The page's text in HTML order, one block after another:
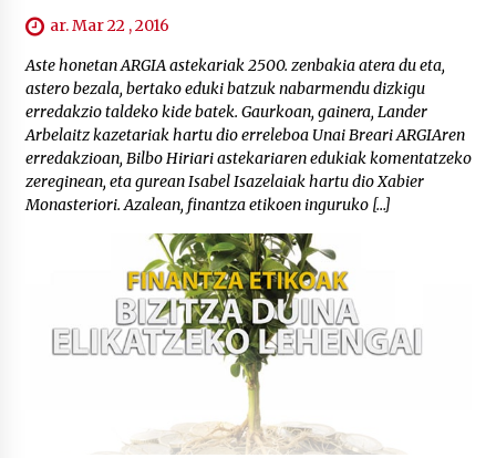
ar. Mar 22 , 2016
Aste honetan ARGIA astekariak 2500. zenbakia atera du eta,
astero bezala, bertako eduki batzuk nabarmendu dizkigu
erredakzio taldeko kide batek. Gaurkoan, gainera, Lander
Arbelaitz kazetariak hartu dio erreleboa Unai Breari ARGIAren
erredakzioan, Bilbo Hiriari astekariaren edukiak komentatzeko
zereginean, eta gurean Isabel Isazelaiak hartu dio Xabier
Monasteriori. Azalean, finantza etikoen inguruko […]